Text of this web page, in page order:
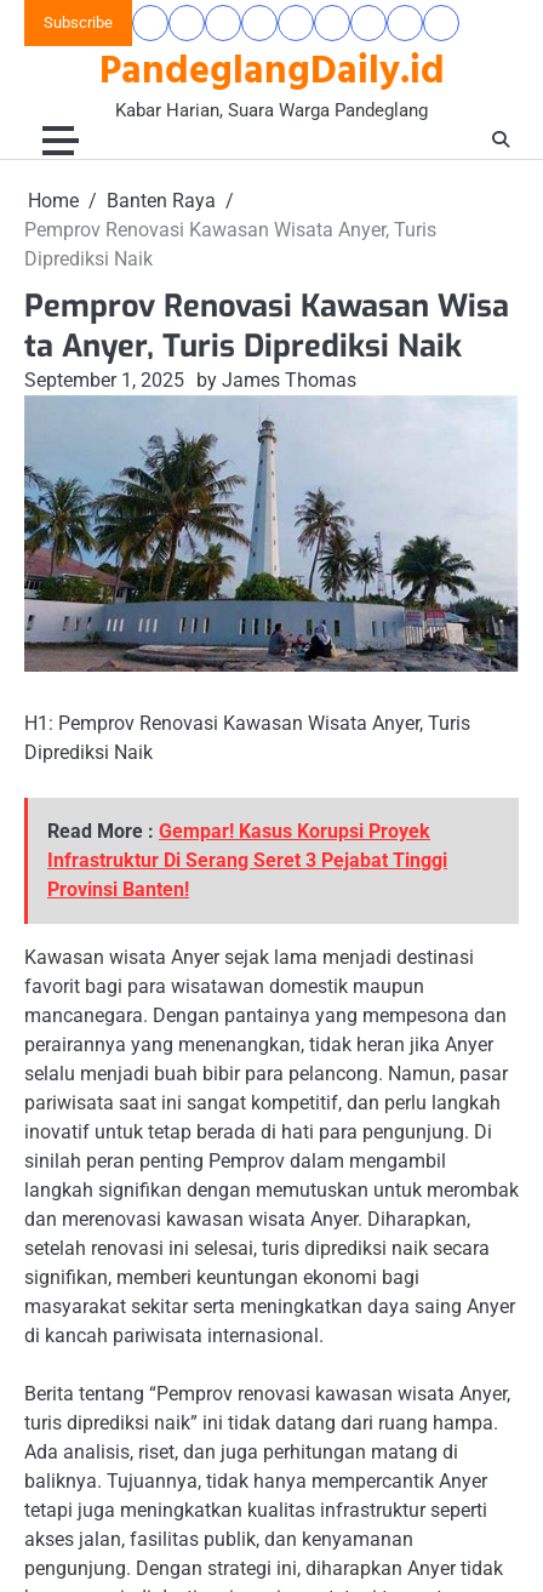
Subscribe
PandeglangDaily.id
Kabar Harian, Suara Warga Pandeglang
BerandaBanten
Raya
Gaya
Hidup
&
Komunitas
Hukum
Kriminal
Nasional
Opini
Wacana
Pandeglang
Today
Pendidikan
&
Kesehatan
Wisata
&
Home
Banten Raya
Pemprov Renovasi Kawasan Wisata Anyer, Turis
Diprediksi Naik
Pemprov Renovasi Kawasan Wisa
ta Anyer, Turis Diprediksi Naik
September 1, 2025 by James Thomas
H1: Pemprov Renovasi Kawasan Wisata Anyer, Turis
Diprediksi Naik
Read More :Gempar! Kasus Korupsi Proyek
Infrastruktur Di Serang Seret 3 Pejabat Tinggi
Provinsi Banten!
Kawasan wisata Anyer sejak lama menjadi destinasi
favorit bagi para wisatawan domestik maupun
mancanegara. Dengan pantainya yang mempesona dan
perairannya yang menenangkan, tidak heran jika Anyer
selalu menjadi buah bibir para pelancong. Namun, pasar
pariwisata saat ini sangat kompetitif, dan perlu langkah
inovatif untuk tetap berada di hati para pengunjung. Di
sinilah peran penting Pemprov dalam mengambil
langkah signifikan dengan memutuskan untuk merombak
dan merenovasi kawasan wisata Anyer. Diharapkan,
setelah renovasi ini selesai, turis diprediksi naik secara
signifikan, memberi keuntungan ekonomi bagi
masyarakat sekitar serta meningkatkan daya saing Anyer
di kancah pariwisata internasional.
Berita tentang “Pemprov renovasi kawasan wisata Anyer,
turis diprediksi naik” ini tidak datang dari ruang hampa.
Ada analisis, riset, dan juga perhitungan matang di
baliknya. Tujuannya, tidak hanya mempercantik Anyer
tetapi juga meningkatkan kualitas infrastruktur seperti
akses jalan, fasilitas publik, dan kenyamanan
pengunjung. Dengan strategi ini, diharapkan Anyer tidak